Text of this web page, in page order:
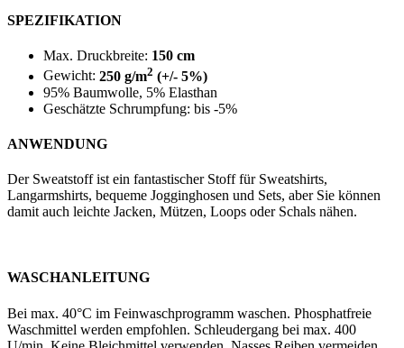
SPEZIFIKATION
Max. Druckbreite: 150 cm
Gewicht: 250 g/m2 (+/- 5%)
95% Baumwolle, 5% Elasthan
Geschätzte Schrumpfung: bis -5%
ANWENDUNG
Der Sweatstoff ist ein fantastischer Stoff für Sweatshirts,
Langarmshirts, bequeme Jogginghosen und Sets, aber Sie können
damit auch leichte Jacken, Mützen, Loops oder Schals nähen.
WASCHANLEITUNG
Bei max. 40°C im Feinwaschprogramm waschen. Phosphatfreie
Waschmittel werden empfohlen. Schleudergang bei max. 400